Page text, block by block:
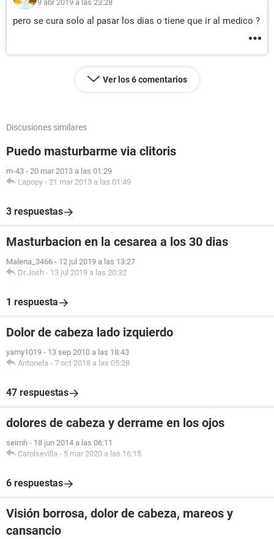
9 abr 2019 a las 23:28
pero se cura solo al pasar los dias o tiene que ir al medico ?
Ver los 6 comentarios
Discusiones similares
Puedo masturbarme via clitoris
m-43 - 20 mar 2013 a las 01:29
Lapopy - 21 mar 2013 a las 01:49
3 respuestas
Masturbacion en la cesarea a los 30 dias
Malena_3466 - 12 jul 2019 a las 13:27
Dr.Josh - 13 jul 2019 a las 20:32
1 respuesta
Dolor de cabeza lado izquierdo
yamy1019 - 13 sep 2010 a las 18:43
Antonela - 7 oct 2018 a las 05:28
47 respuestas
dolores de cabeza y derrame en los ojos
seimh - 18 jun 2014 a las 06:11
Carolsevilla - 5 mar 2020 a las 16:15
6 respuestas
Visión borrosa, dolor de cabeza, mareos y
cansancio